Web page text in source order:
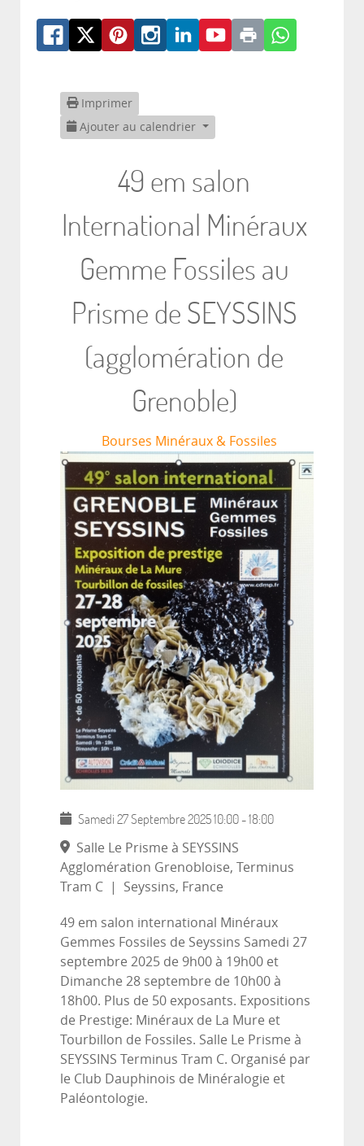
Imprimer
Ajouter au calendrier
49 em salon
International Minéraux
Gemme Fossiles au
Prisme de SEYSSINS
(agglomération de
Grenoble)
Bourses Minéraux & Fossiles
Samedi 27 Septembre 202510:00 -18:00
Salle Le Prisme à SEYSSINS
Agglomération Grenobloise, Terminus
Tram C
| Seyssins, France
49 em salon international Minéraux
Gemmes Fossiles de Seyssins Samedi 27
septembre 2025 de 9h00 à 19h00 et
Dimanche 28 septembre de 10h00 à
18h00. Plus de 50 exposants. Expositions
de Prestige: Minéraux de La Mure et
Tourbillon de Fossiles. Salle Le Prisme à
SEYSSINS Terminus Tram C. Organisé par
le Club Dauphinois de Minéralogie et
Paléontologie.